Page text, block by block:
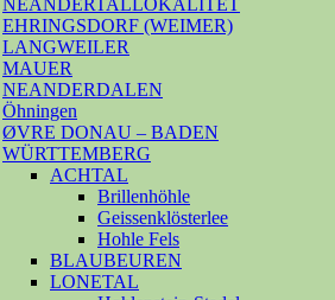
EHRINGSDORF (WEIMER)
LANGWEILER
MAUER
NEANDERDALEN
Öhningen
ØVRE DONAU – BADEN
WÜRTTEMBERG
ACHTAL
Brillenhöhle
Geissenklösterlee
Hohle Fels
BLAUBEUREN
LONETAL